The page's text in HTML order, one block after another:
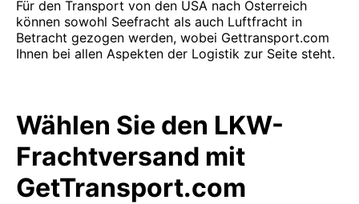
Für den Transport von den USA nach Österreich
können sowohl Seefracht als auch Luftfracht in
Betracht gezogen werden, wobei Gettransport.com
Ihnen bei allen Aspekten der Logistik zur Seite steht.
Wählen Sie den LKW-
Frachtversand mit
GetTransport.com